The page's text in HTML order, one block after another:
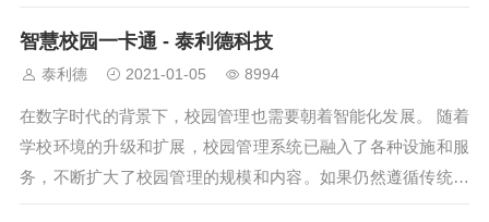
识别方法来完成各种活动，例...
智慧校园一卡通 - 泰利德科技
泰利德 2021-01-05 8994
在数字时代的背景下，校园管理也需要朝着智能化发展。 随着
学校环境的升级和扩展，校园管理系统已融入了各种设施和服
务，不断扩大了校园管理的规模和内容。如果仍然遵循传统的
管理模式，则很容易发生高成...